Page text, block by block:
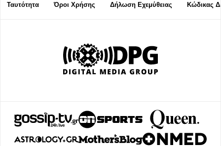
Ταυτότητα Όροι Χρήσης Δήλωση Εχεμύθειας Κώδικας